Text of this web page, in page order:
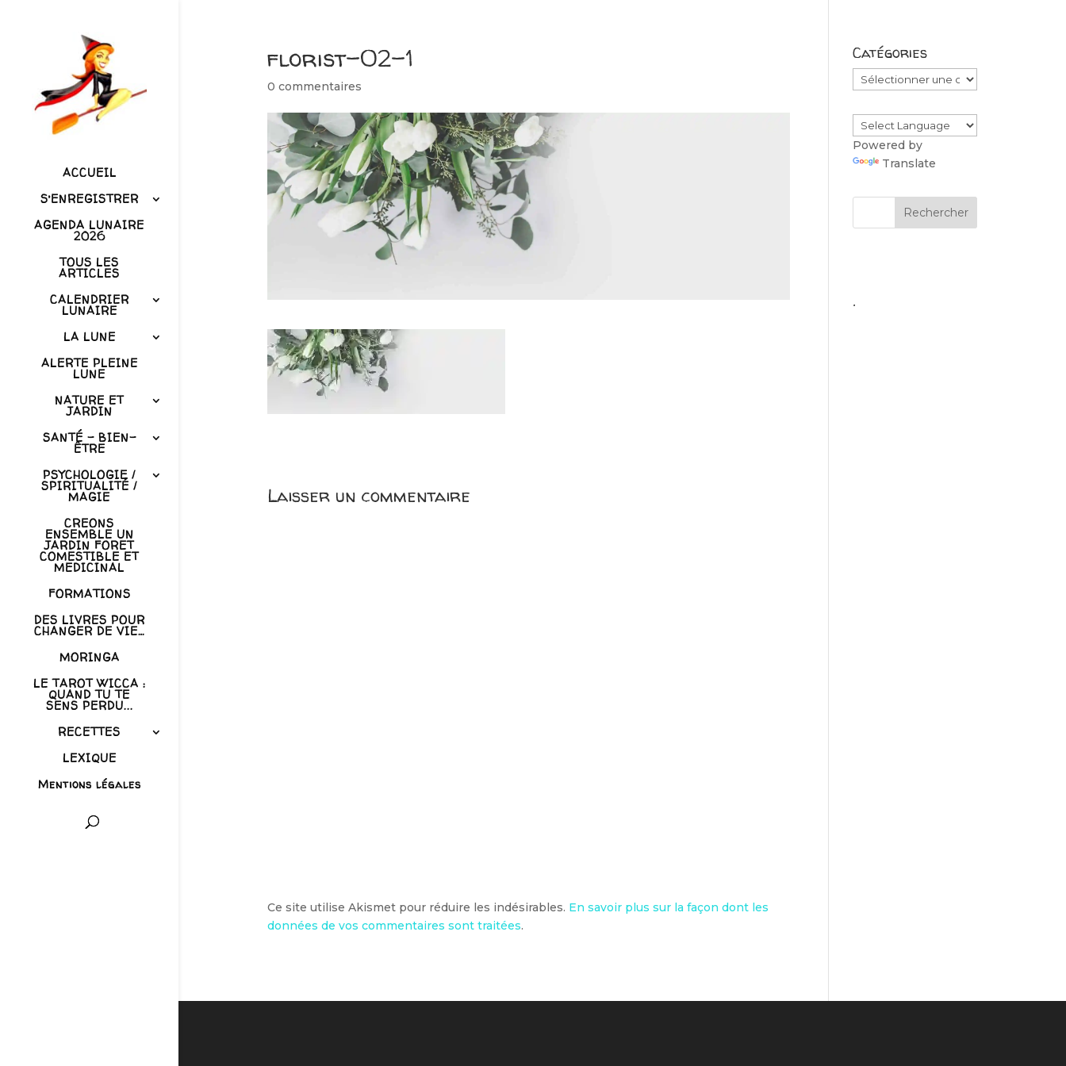
ACCUEIL
S’ENREGISTRER
AGENDA LUNAIRE
2026
TOUS LES
ARTICLES
CALENDRIER
LUNAIRE
LA LUNE
ALERTE PLEINE
LUNE
NATURE ET
JARDIN
SANTÉ – BIEN-
ÊTRE
PSYCHOLOGIE /
SPIRITUALITÉ /
MAGIE
CREONS
ENSEMBLE UN
JARDIN FORET
COMESTIBLE ET
MEDICINAL
FORMATIONS
DES LIVRES POUR
CHANGER DE VIE…
MORINGA
LE TAROT WICCA :
QUAND TU TE
SENS PERDU...
RECETTES
LEXIQUE
Mentions légales
florist-02-1
0 commentaires
Laisser un commentaire
Ce site utilise Akismet pour réduire les indésirables. En savoir plus sur la façon dont les
données de vos commentaires sont traitées.
Catégories
Catégories
Powered by
Translate
.